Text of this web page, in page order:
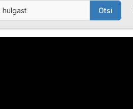
Otsi